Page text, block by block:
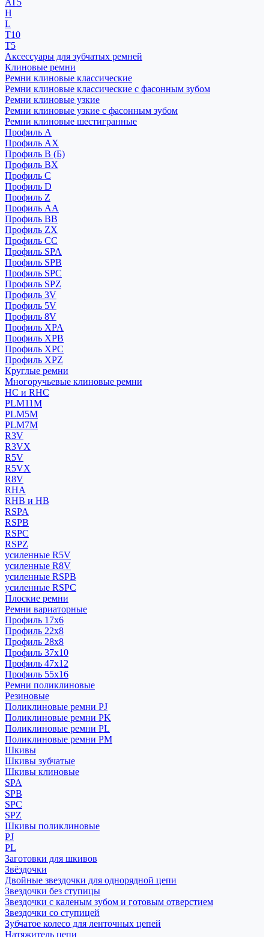
AT5
H
L
T10
T5
Аксессуары для зубчатых ремней
Клиновые ремни
Ремни клиновые классические
Ремни клиновые классические с фасонным зубом
Ремни клиновые узкие
Ремни клиновые узкие с фасонным зубом
Ремни клиновые шестигранные
Профиль A
Профиль AX
Профиль B (Б)
Профиль BX
Профиль C
Профиль D
Профиль Z
Профиль АА
Профиль BB
Профиль ZX
Профиль CC
Профиль SPA
Профиль SPB
Профиль SPC
Профиль SPZ
Профиль 3V
Профиль 5V
Профиль 8V
Профиль XPA
Профиль XPB
Профиль XPC
Профиль XPZ
Круглые ремни
Многоручьевые клиновые ремни
HC и RHC
PLM11M
PLM5M
PLM7M
R3V
R3VX
R5V
R5VX
R8V
RHA
RHB и HB
RSPA
RSPB
RSPC
RSPZ
усиленные R5V
усиленные R8V
усиленные RSPB
усиленные RSPC
Плоские ремни
Ремни вариаторные
Профиль 17x6
Профиль 22x8
Профиль 28x8
Профиль 37x10
Профиль 47x12
Профиль 55x16
Ремни поликлиновые
Резиновые
Поликлиновые ремни PJ
Поликлиновые ремни PK
Поликлиновые ремни PL
Поликлиновые ремни PM
Шкивы
Шкивы зубчатые
Шкивы клиновые
SPA
SPB
SPC
SPZ
Шкивы поликлиновые
PJ
PL
Заготовки для шкивов
Звёздочки
Двойные звездочки для однорядной цепи
Звездочки без ступицы
Звездочки с каленым зубом и готовым отверстием
Звездочки со ступицей
Зубчатое колесо для ленточных цепей
Натяжитель цепи